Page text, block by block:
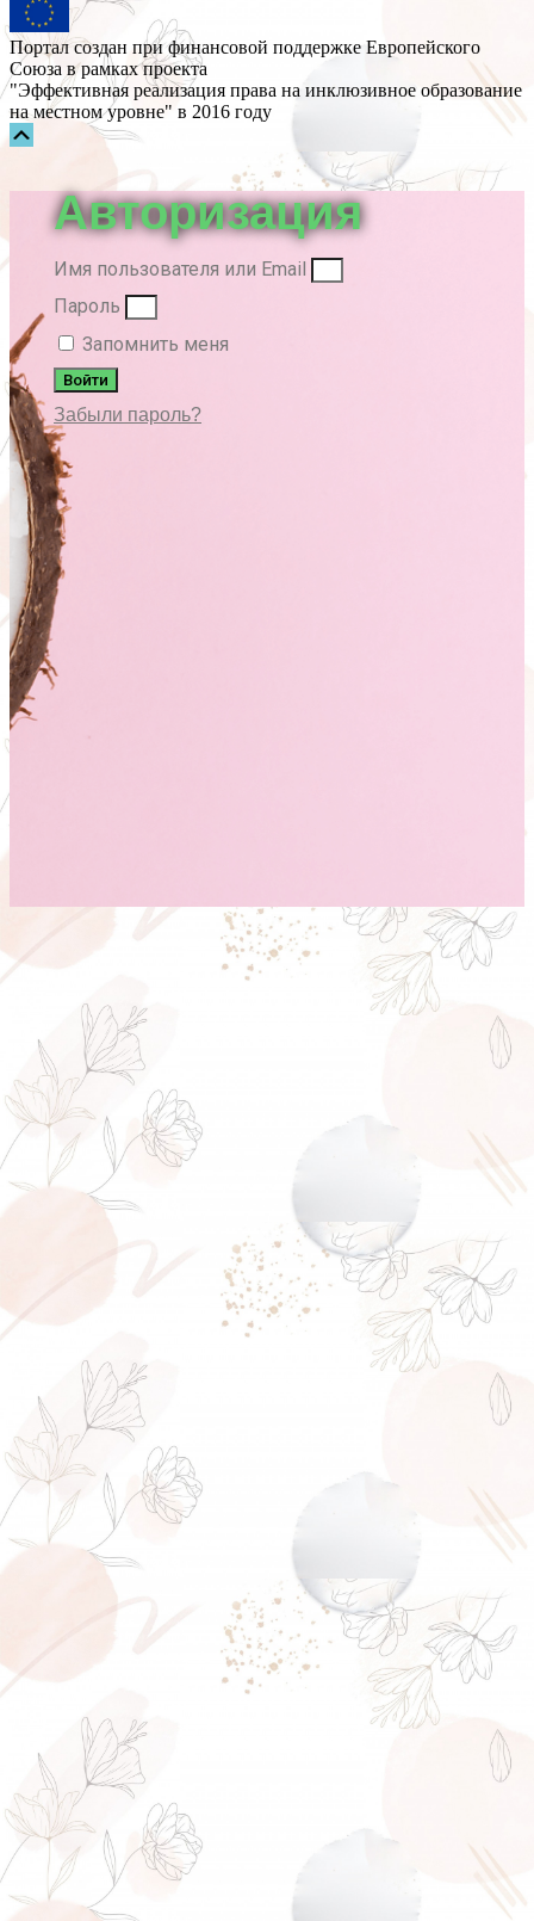
Портал создан при финансовой поддержке Европейского
Союза в рамках проекта
"Эффективная реализация права на инклюзивное образование
на местном уровне" в 2016 году
Прокрутка
Авторизация
Имя пользователя или Email
Пароль
Запомнить меня
Войти
Забыли пароль?